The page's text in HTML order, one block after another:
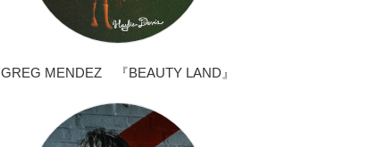
GREG MENDEZ 『BEAUTY LAND』